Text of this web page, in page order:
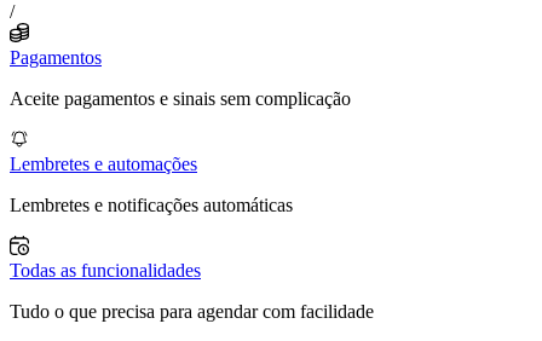
/
Pagamentos
Aceite pagamentos e sinais sem complicação
Lembretes e automações
Lembretes e notificações automáticas
Todas as funcionalidades
Tudo o que precisa para agendar com facilidade